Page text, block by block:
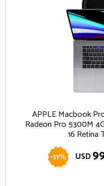
APPLE Macbook
Radeon Pro 5300M
16 Retina
-11% USD